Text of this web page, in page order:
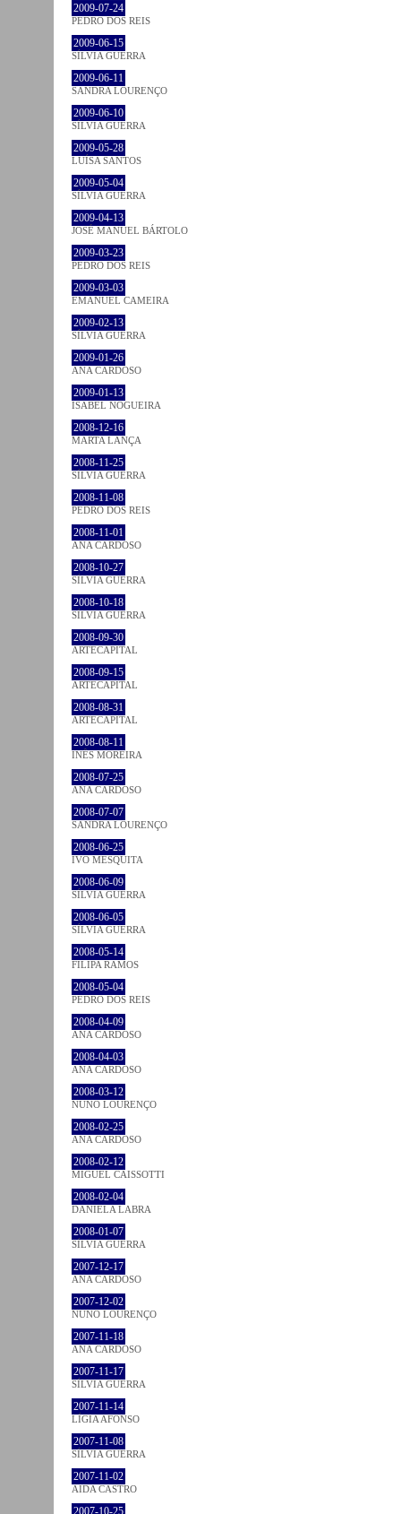
2009-07-24
PEDRO DOS REIS
2009-06-15
SÍLVIA GUERRA
2009-06-11
SANDRA LOURENÇO
2009-06-10
SÍLVIA GUERRA
2009-05-28
LUÍSA SANTOS
2009-05-04
SÍLVIA GUERRA
2009-04-13
JOSÉ MANUEL BÁRTOLO
2009-03-23
PEDRO DOS REIS
2009-03-03
EMANUEL CAMEIRA
2009-02-13
SÍLVIA GUERRA
2009-01-26
ANA CARDOSO
2009-01-13
ISABEL NOGUEIRA
2008-12-16
MARTA LANÇA
2008-11-25
SÍLVIA GUERRA
2008-11-08
PEDRO DOS REIS
2008-11-01
ANA CARDOSO
2008-10-27
SÍLVIA GUERRA
2008-10-18
SÍLVIA GUERRA
2008-09-30
ARTECAPITAL
2008-09-15
ARTECAPITAL
2008-08-31
ARTECAPITAL
2008-08-11
INÊS MOREIRA
2008-07-25
ANA CARDOSO
2008-07-07
SANDRA LOURENÇO
2008-06-25
IVO MESQUITA
2008-06-09
SÍLVIA GUERRA
2008-06-05
SÍLVIA GUERRA
2008-05-14
FILIPA RAMOS
2008-05-04
PEDRO DOS REIS
2008-04-09
ANA CARDOSO
2008-04-03
ANA CARDOSO
2008-03-12
NUNO LOURENÇO
2008-02-25
ANA CARDOSO
2008-02-12
MIGUEL CAISSOTTI
2008-02-04
DANIELA LABRA
2008-01-07
SÍLVIA GUERRA
2007-12-17
ANA CARDOSO
2007-12-02
NUNO LOURENÇO
2007-11-18
ANA CARDOSO
2007-11-17
SÍLVIA GUERRA
2007-11-14
LÍGIA AFONSO
2007-11-08
SÍLVIA GUERRA
2007-11-02
AIDA CASTRO
2007-10-25